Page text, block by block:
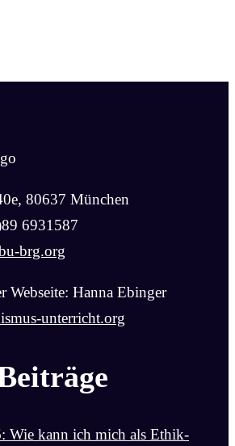
80637 München
6931587
brg.org
Webseite: Hanna Ebinger
unterricht.org
Wie kann ich mich als Ethik-